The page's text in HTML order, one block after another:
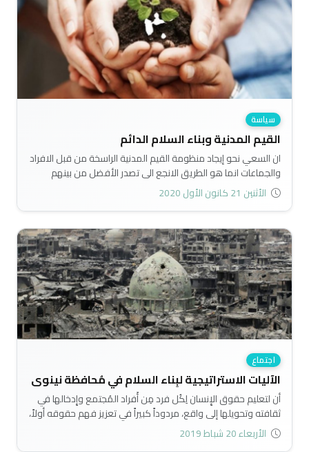
سياسة
القيم المدنية وبناء السلام الدائم
ان السعي نحو إيجاد منظومة القيم المدنية الراسخة من قبل الافراد
والجماعات انما هو الطريق الانجع الى تصدر الأفضل من بينهم
للزعامة والقيادة أولا، وعندما يكون الزعماء والقادة هم الأفضل،
عندها ستكون أنماط تفكيرهم وسلوكياتهم وقراراتهم منصبة على
تطوير وحماية المجتمع لا على تقطيعه واغراقه بالعنف والفساد
والفوضى..
الأثنين 21 كانون الأول 2020
اجتماع
الآليات الاستراتيجية لبِناء السلام في مُحافظة نينوى
أن لتعليم حقوق الإِنسان لِكُل فرد مِن أَفراد المُجتمع وإِدخالها في
ثقافته وتحويلها إلى واقع، مردوداً كبيراً في تعزيز فهم حقوقه أولاً،
واحترامها والحِفاظ عليها والشعور بالكرامة والحُرية ثانياً مِما يدفعه
إلى المُشاركة بفعالية في تنمية وطنه وحفظ السلام..
الأربعاء 20 شباط 2019